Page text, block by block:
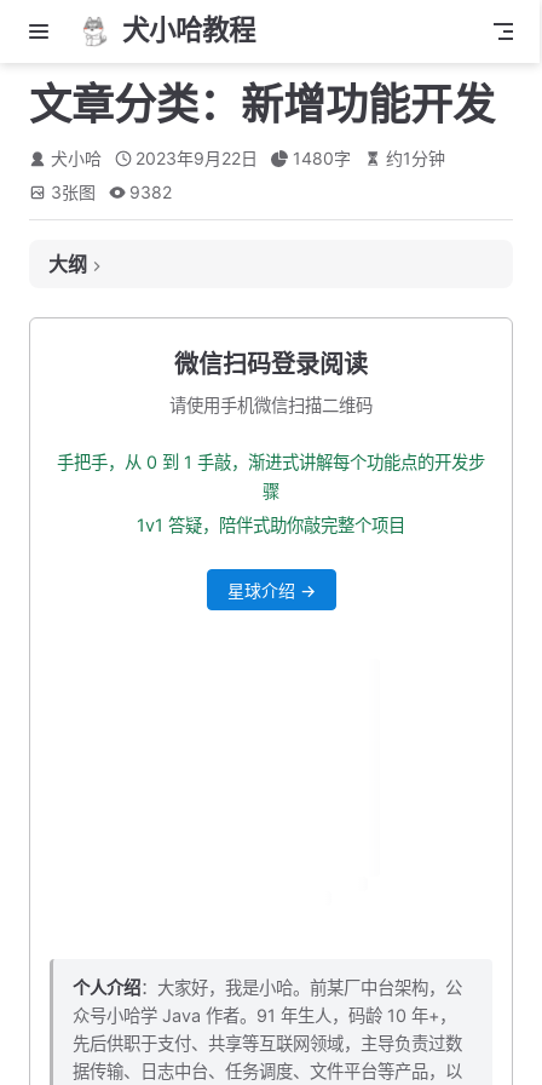
犬小哈教程
文章分类：新增功能开发
犬小哈 2023年9月22日 1480字 约1分钟
3张图 9382
大纲
二、复制模板代码
五、提交事件
六、测试一波
微信扫码登录阅读
请使用手机微信扫描二维码
手把手，从 0 到 1 手敲，渐进式讲解每个功能点的开发步
骤
1v1 答疑，陪伴式助你敲完整个项目
星球介绍 →
个人介绍：大家好，我是小哈。前某厂中台架构，公
众号小哈学 Java 作者。91 年生人，码龄 10 年+，
先后供职于支付、共享等互联网领域，主导负责过数
据传输、日志中台、任务调度、文件平台等产品，以